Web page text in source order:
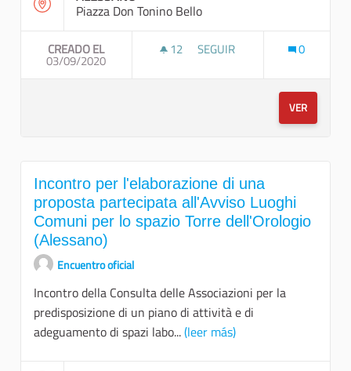
Piazza Don Tonino Bello
CREADO EL
03/09/2020
12 12 SEGUIDORAS
SEGUIR 0
VER
Incontro per l'elaborazione di una
proposta partecipata all'Avviso Luoghi
Comuni per lo spazio Torre dell'Orologio
(Alessano)
Encuentro oficial
Incontro della Consulta delle Associazioni per la
predisposizione di un piano di attività e di
adeguamento di spazi labo...(leer más)